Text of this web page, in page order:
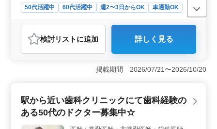
50代活躍中 60代活躍中 週2〜3日からOK
車通勤OK
おすすめポイント
＜経験者優遇＞ 神奈川県綾瀬市での歯科医師求人。ベ
テラン50代、60代の方歓迎。インプラント、矯正、審
美、予防歯科の経験者優遇。年間休日120日、週休2日で
料駐車場完備。残業なし・少なめでワークライフバラン
ス充実。地域に密着した医療サービス提供。男性3：女性
検討リスト に追加 詳しく見る
掲載期間 2026/07/21〜2026/10/20
駅から近い歯科クリニックにて歯科経験の
ある50代のドクター募集中☆